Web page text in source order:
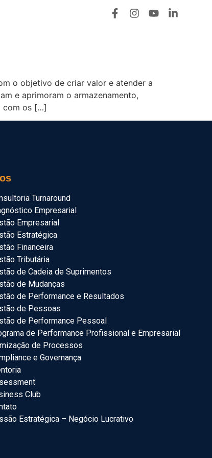
o objetivo de criar valor e atender a
e aprimoram o armazenamento,
com os […]
Turnaround
Empresarial
Empresarial
Estratégica
Financeira
Tributária
de Cadeia de Suprimentos
de Mudanças
de Performance e Resultados
de Pessoas
de Performance Pessoal
de Performance Profissional e Empresarial
de Processos
e Governança
Club
Estratégica – Negócio Lucrativo